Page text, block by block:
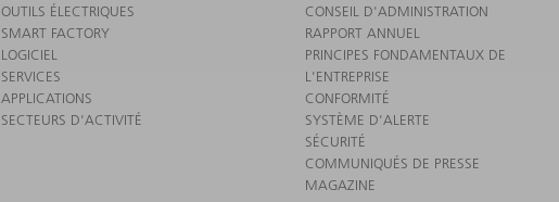
OUTILS ÉLECTRIQUES
SMART FACTORY
LOGICIEL
SERVICES
APPLICATIONS
SECTEURS D'ACTIVITÉ
CONSEIL D'ADMINISTRATION
RAPPORT ANNUEL
PRINCIPES FONDAMENTAUX DE
L'ENTREPRISE
CONFORMITÉ
SYSTÈME D'ALERTE
SÉCURITÉ
COMMUNIQUÉS DE PRESSE
MAGAZINE